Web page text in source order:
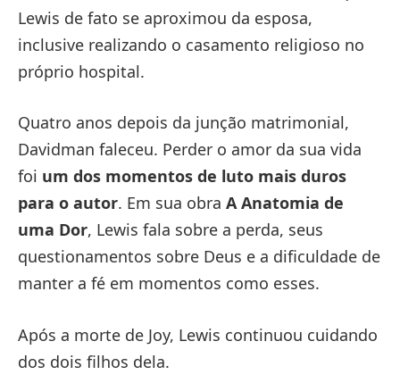
Lewis de fato se aproximou da esposa,
inclusive realizando o casamento religioso no
próprio hospital.
Quatro anos depois da junção matrimonial,
Davidman faleceu. Perder o amor da sua vida
foi um dos momentos de luto mais duros
para o autor. Em sua obra A Anatomia de
uma Dor, Lewis fala sobre a perda, seus
questionamentos sobre Deus e a dificuldade de
manter a fé em momentos como esses.
Após a morte de Joy, Lewis continuou cuidando
dos dois filhos dela.